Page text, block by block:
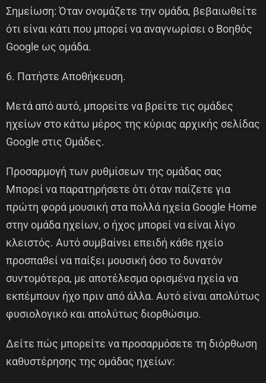
Σημείωση: Όταν ονομάζετε την ομάδα, βεβαιωθείτε
ότι είναι κάτι που μπορεί να αναγνωρίσει ο Βοηθός
Google ως ομάδα.
6. Πατήστε Αποθήκευση.
Μετά από αυτό, μπορείτε να βρείτε τις ομάδες
ηχείων στο κάτω μέρος της κύριας αρχικής σελίδας
Google στις Ομάδες.
Προσαρμογή των ρυθμίσεων της ομάδας σας
Μπορεί να παρατηρήσετε ότι όταν παίζετε για
πρώτη φορά μουσική στα πολλά ηχεία Google Home
στην ομάδα ηχείων, ο ήχος μπορεί να είναι λίγο
κλειστός. Αυτό συμβαίνει επειδή κάθε ηχείο
προσπαθεί να παίξει μουσική όσο το δυνατόν
συντομότερα, με αποτέλεσμα ορισμένα ηχεία να
εκπέμπουν ήχο πριν από άλλα. Αυτό είναι απολύτως
φυσιολογικό και απολύτως διορθώσιμο.
Δείτε πώς μπορείτε να προσαρμόσετε τη διόρθωση
καθυστέρησης της ομάδας ηχείων: